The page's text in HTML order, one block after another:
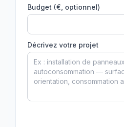
Budget (€, optionnel)
Décrivez votre projet